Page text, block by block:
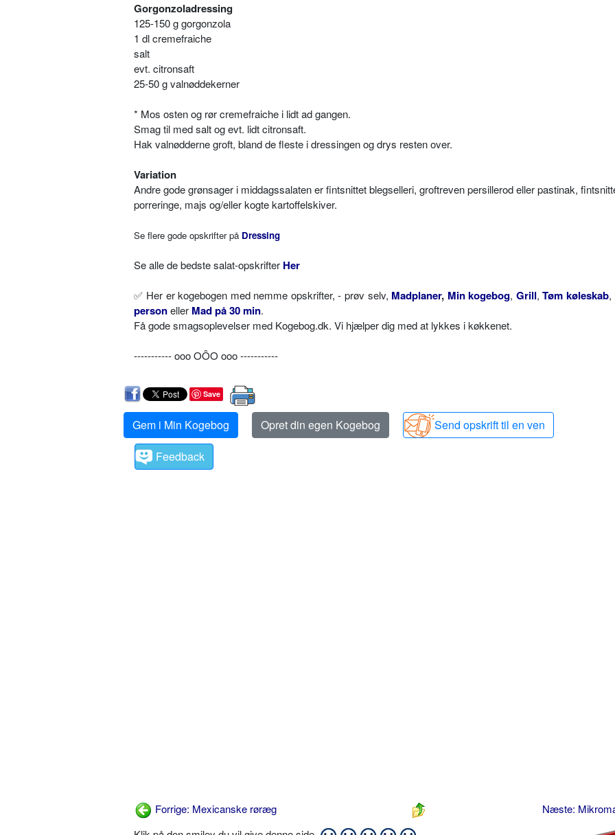
Gorgonzoladressing
125-150 g gorgonzola
1 dl cremefraiche
salt
evt. citronsaft
25-50 g valnøddekerner
* Mos osten og rør cremefraiche i lidt ad gangen.
Smag til med salt og evt. lidt citronsaft.
Hak valnødderne groft, bland de fleste i dressingen og drys resten over.
Variation
Andre gode grønsager i middagssalaten er fintsnittet blegselleri, groftreven persillerod eller pastinak,
porreringe, majs og/eller kogte kartoffelskiver.
Se flere gode opskrifter på Dressing
Se alle de bedste salat-opskrifter Her
✅ Her er kogebogen med nemme opskrifter, - prøv selv, Madplaner, Min kogebog, Grill,Tøm køleskab,
personeller Mad på 30 min.
Få gode smagsoplevelser med Kogebog.dk. Vi hjælper dig med at lykkes i køkkenet.
----------- ooo OÔO ooo -----------
Save
Gem i Min Kogebog Opret din egen Kogebog
Send opskrift til en ven
Feedback
Forrige: Mexicanske røræg
Næste: